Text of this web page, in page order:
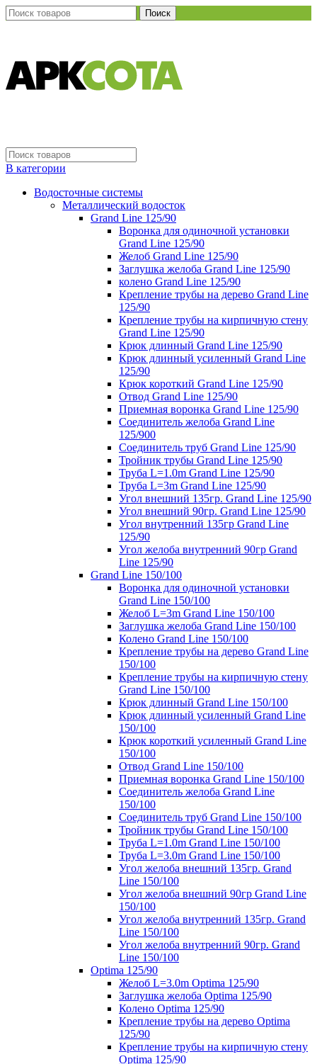
Поиск
В категории
Водосточные системы
Металлический водосток
Grand Line 125/90
Воронка для одиночной установки
Grand Line 125/90
Желоб Grand Line 125/90
Заглушка желоба Grand Line 125/90
колено Grand Line 125/90
Крепление трубы на дерево Grand Line
125/90
Крепление трубы на кирпичную стену
Grand Line 125/90
Крюк длинный Grand Line 125/90
Крюк длинный усиленный Grand Line
125/90
Крюк короткий Grand Line 125/90
Отвод Grand Line 125/90
Приемная воронка Grand Line 125/90
Соединитель желоба Grand Line
125/900
Соединитель труб Grand Line 125/90
Тройник трубы Grand Line 125/90
Труба L=1.0m Grand Line 125/90
Труба L=3m Grand Line 125/90
Угол внешний 135гр. Grand Line 125/90
Угол внешний 90гр. Grand Line 125/90
Угол внутренний 135гр Grand Line
125/90
Угол желоба внутренний 90гр Grand
Line 125/90
Grand Line 150/100
Воронка для одиночной установки
Grand Line 150/100
Желоб L=3m Grand Line 150/100
Заглушка желоба Grand Line 150/100
Колено Grand Line 150/100
Крепление трубы на дерево Grand Line
150/100
Крепление трубы на кирпичную стену
Grand Line 150/100
Крюк длинный Grand Line 150/100
Крюк длинный усиленный Grand Line
150/100
Крюк короткий усиленный Grand Line
150/100
Отвод Grand Line 150/100
Приемная воронка Grand Line 150/100
Соединитель желоба Grand Line
150/100
Соединитель труб Grand Line 150/100
Тройник трубы Grand Line 150/100
Труба L=1.0m Grand Line 150/100
Труба L=3.0m Grand Line 150/100
Угол желоба внешний 135гр. Grand
Line 150/100
Угол желоба внешний 90гр Grand Line
150/100
Угол желоба внутренний 135гр. Grand
Line 150/100
Угол желоба внутренний 90гр. Grand
Line 150/100
Optima 125/90
Желоб L=3.0m Optima 125/90
Заглушка желоба Optima 125/90
Колено Optima 125/90
Крепление трубы на дерево Optima
125/90
Крепление трубы на кирпичную стену
Optima 125/90